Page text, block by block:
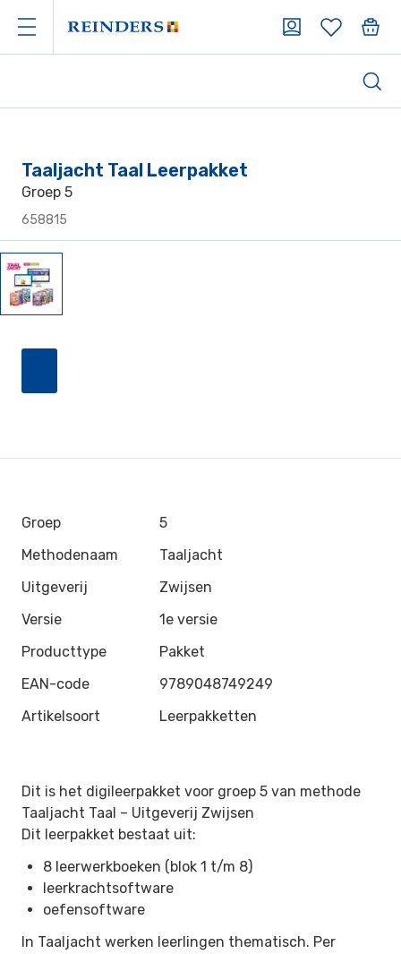
Taaljacht Taal Leerpakket
Groep 5
658815
Groep
5
Methodenaam
Taaljacht
Uitgeverij
Zwijsen
Versie
1e versie
Producttype
Pakket
EAN-code
9789048749249
Artikelsoort
Leerpakketten
Dit is het digileerpakket voor groep 5 van methode
Taaljacht Taal – Uitgeverij Zwijsen
Dit leerpakket bestaat uit:
8 leerwerkboeken (blok 1 t/m 8)
leerkrachtsoftware
oefensoftware
In Taaljacht werken leerlingen thematisch. Per